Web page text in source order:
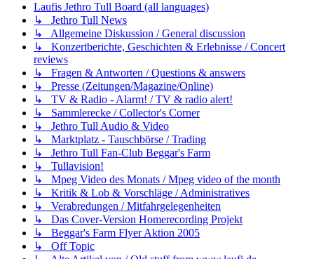
Laufis Jethro Tull Board (all languages)
↳ Jethro Tull News
↳ Allgemeine Diskussion / General discussion
↳ Konzertberichte, Geschichten & Erlebnisse / Concert
reviews
↳ Fragen & Antworten / Questions & answers
↳ Presse (Zeitungen/Magazine/Online)
↳ TV & Radio - Alarm! / TV & radio alert!
↳ Sammlerecke / Collector's Corner
↳ Jethro Tull Audio & Video
↳ Marktplatz - Tauschbörse / Trading
↳ Jethro Tull Fan-Club Beggar's Farm
↳ Tullavision!
↳ Mpeg Video des Monats / Mpeg video of the month
↳ Kritik & Lob & Vorschläge / Administratives
↳ Verabredungen / Mitfahrgelegenheiten
↳ Das Cover-Version Homerecording Projekt
↳ Beggar's Farm Flyer Aktion 2005
↳ Off Topic